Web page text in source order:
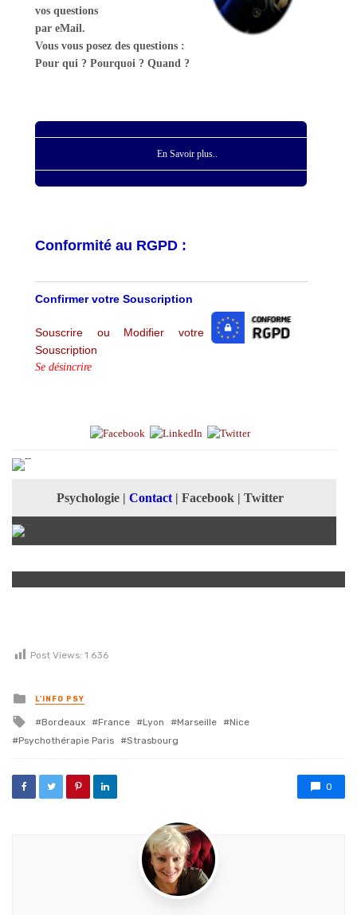
vos questions
par eMail.
Vous vous posez des questions :
Pour qui ? Pourquoi ? Quand ?
En Savoir plus..
Conformité au RGPD :
Confirmer votre Souscription
Souscrire ou Modifier votre
Souscription
Se désincrire
Psychologie| Contact| Facebook| Twitter
Post Views: 1 636
Posted in
L'INFO PSY
Tagged with
Bordeaux France Lyon Marseille
Nice
Psychothérapie Paris
Strasbourg
0